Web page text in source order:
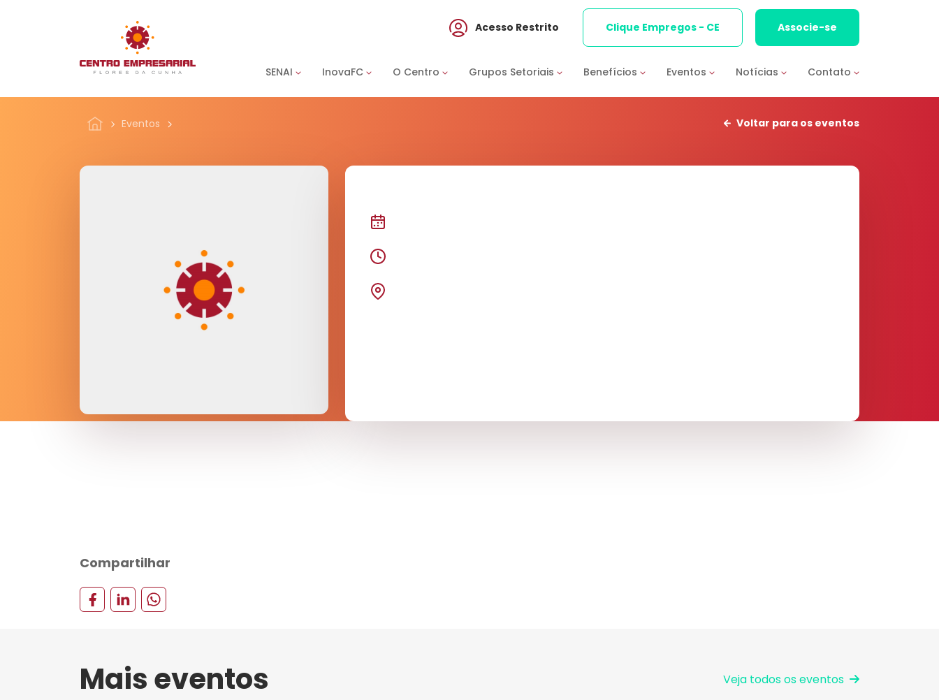
SENAI InovaFC O Centro Grupos Setoriais Benefícios Eventos Notícias Contato
Acesso Restrito Clique Empregos - CE Associe-se
Eventos Voltar para os eventos
Compartilhar
Mais eventos Veja todos os eventos